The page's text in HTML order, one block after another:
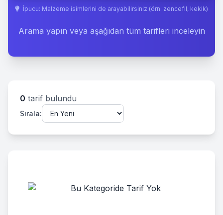
İpucu: Malzeme isimlerini de arayabilirsiniz (örn: zencefil, kekik)
Arama yapın veya aşağıdan tüm tarifleri inceleyin
0 tarif bulundu
Sırala: